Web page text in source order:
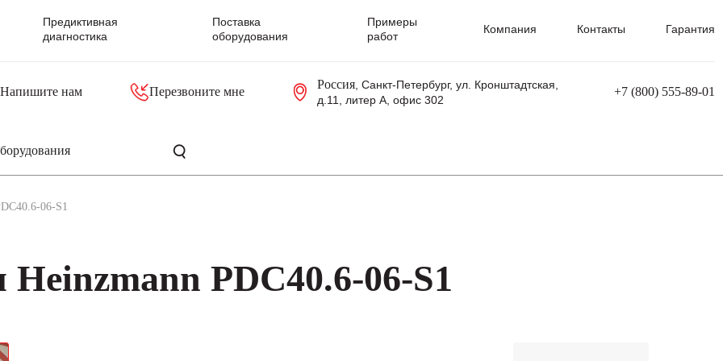
Предиктивная
диагностика
Поставка
оборудования
Примеры
работ
Компания Контакты Гарантия
Напишите нам Перезвоните мне
Россия, Санкт-Петербург, ул. Кронштадтская,
д.11, литер А, офис 302
+7 (800) 555-89-01
06-S1
PDC40.6-06-S1